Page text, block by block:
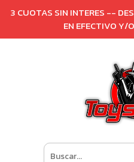
3 CUOTAS SIN INTERES --
EN EFECTIVO Y/